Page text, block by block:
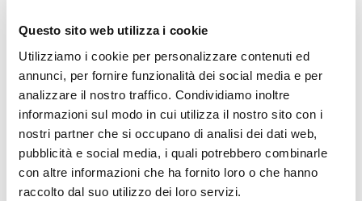
Questo sito web utilizza i cookie
Utilizziamo i cookie per personalizzare contenuti ed
annunci, per fornire funzionalità dei social media e per
analizzare il nostro traffico. Condividiamo inoltre
informazioni sul modo in cui utilizza il nostro sito con i
nostri partner che si occupano di analisi dei dati web,
pubblicità e social media, i quali potrebbero combinarle
con altre informazioni che ha fornito loro o che hanno
raccolto dal suo utilizzo dei loro servizi.
The editorial team is not responsible for any inaccuracies or
changes in the program of events reported. In case of
cancellation, variation, modification of the information of an
event you can write toinfotur@comune.fe.it.